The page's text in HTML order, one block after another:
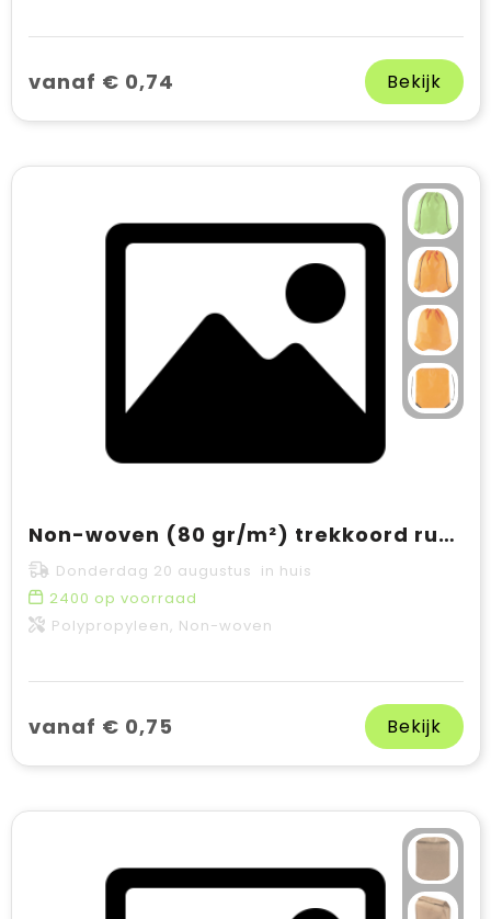
vanaf € 0,74 Bekijk
Non-woven (80 gr/m²) trekkoord rugtas Nathalie
Donderdag 20 augustus in huis
2400 op voorraad
Polypropyleen, Non-woven
vanaf € 0,75 Bekijk